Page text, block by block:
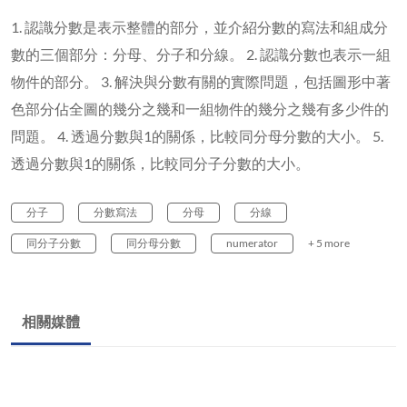
1. 認識分數是表示整體的部分，並介紹分數的寫法和組成分
數的三個部分：分母、分子和分線。 2. 認識分數也表示一組
物件的部分。 3. 解決與分數有關的實際問題，包括圖形中著
色部分佔全圖的幾分之幾和一組物件的幾分之幾有多少件的
問題。 4. 透過分數與1的關係，比較同分母分數的大小。 5.
透過分數與1的關係，比較同分子分數的大小。
分子 分數寫法 分母 分線
同分子分數 同分母分數 numerator + 5 more
相關媒體